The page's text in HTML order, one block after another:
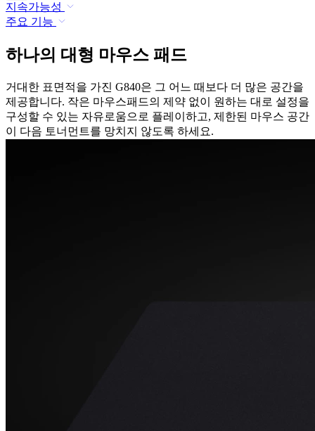
지속가능성
주요 기능
하나의 대형 마우스 패드
거대한 표면적을 가진 G840은 그 어느 때보다 더 많은 공간을
제공합니다. 작은 마우스패드의 제약 없이 원하는 대로 설정을
구성할 수 있는 자유로움으로 플레이하고, 제한된 마우스 공간
이 다음 토너먼트를 망치지 않도록 하세요.